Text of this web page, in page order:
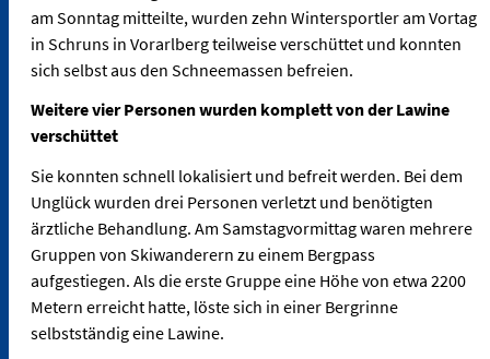
am Sonntag mitteilte, wurden zehn Wintersportler am Vortag
in Schruns in Vorarlberg teilweise verschüttet und konnten
sich selbst aus den Schneemassen befreien.
Weitere vier Personen wurden komplett von der Lawine
verschüttet
Sie konnten schnell lokalisiert und befreit werden. Bei dem
Unglück wurden drei Personen verletzt und benötigten
ärztliche Behandlung. Am Samstagvormittag waren mehrere
Gruppen von Skiwanderern zu einem Bergpass
aufgestiegen. Als die erste Gruppe eine Höhe von etwa 2200
Metern erreicht hatte, löste sich in einer Bergrinne
selbstständig eine Lawine.